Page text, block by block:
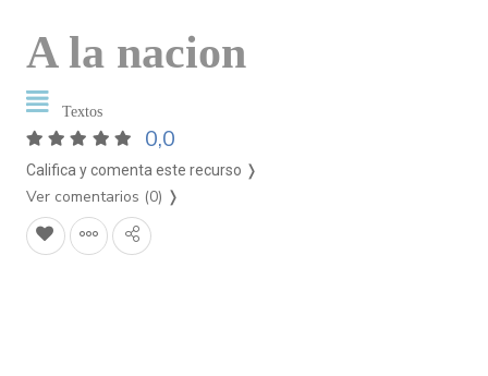
A la nacion
Textos
0,0
Califica y comenta este recurso ❭
Ver comentarios (0) ❭